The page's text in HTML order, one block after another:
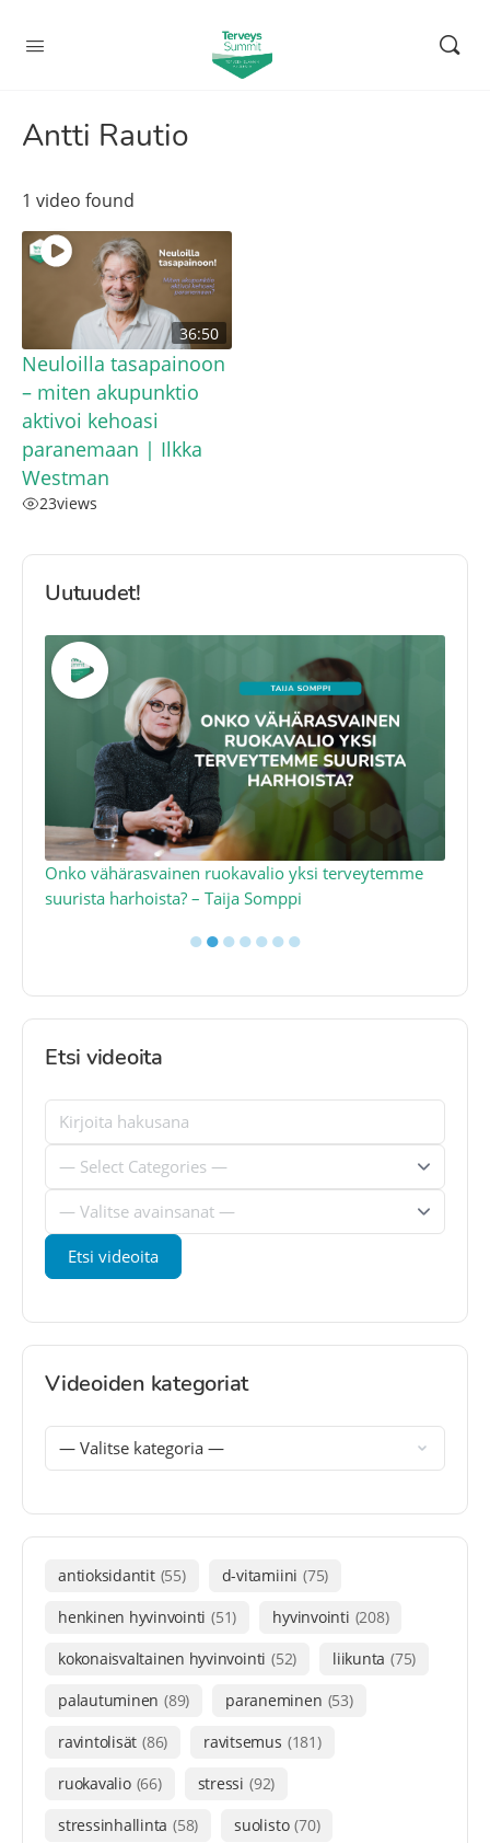
Antti Rautio
1 video found
36:50
Neuloilla tasapainoon
– miten akupunktio
aktivoi kehoasi
paranemaan | Ilkka
Westman
23views
Uutuudet!
Onko vähärasvainen ruokavalio yksi terveytemme
suurista harhoista? – Taija Somppi
●●●●●●●
Etsi videoita
Videoiden kategoriat
antioksidantit (55) d-vitamiini (75)
henkinen hyvinvointi (51) hyvinvointi (208)
kokonaisvaltainen hyvinvointi (52) liikunta (75)
palautuminen (89) paraneminen (53)
ravintolisät (86) ravitsemus (181)
ruokavalio (66) stressi (92)
stressinhallinta (58) suolisto (70)